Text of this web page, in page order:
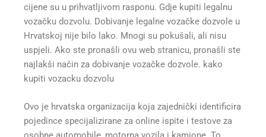
cijene su u prihvatljivom rasponu. Gdje kupiti legalnu
vozačku dozvolu. Dobivanje legalne vozačke dozvole u
Hrvatskoj nije bilo lako. Mnogi su pokušali, ali nisu
uspjeli. Ako ste pronašli ovu web stranicu, pronašli ste
najlakši način za dobivanje vozačke dozvole. kako
kupiti vozacku dozvolu
Ovo je hrvatska organizacija koja zajednički identificira
pojedince specijalizirane za online ispite i testove za